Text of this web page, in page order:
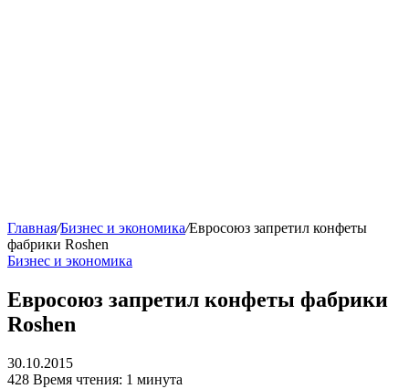
Главная/Бизнес и экономика/Евросоюз запретил конфеты
фабрики Roshen
Бизнес и экономика
Евросоюз запретил конфеты фабрики
Roshen
30.10.2015
428 Время чтения: 1 минута